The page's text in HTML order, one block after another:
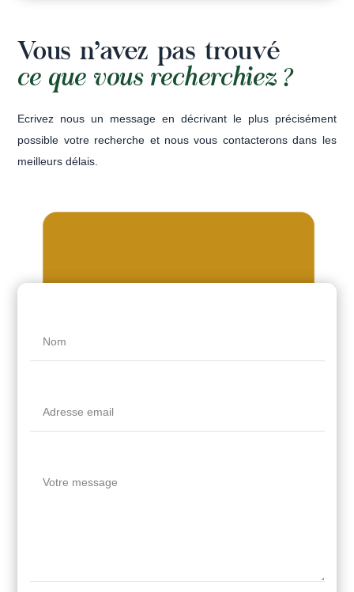
Vous n’avez pas trouvé
ce que vous recherchiez ?
Ecrivez nous un message en décrivant le plus précisément
possible votre recherche et nous vous contacterons dans les
meilleurs délais.